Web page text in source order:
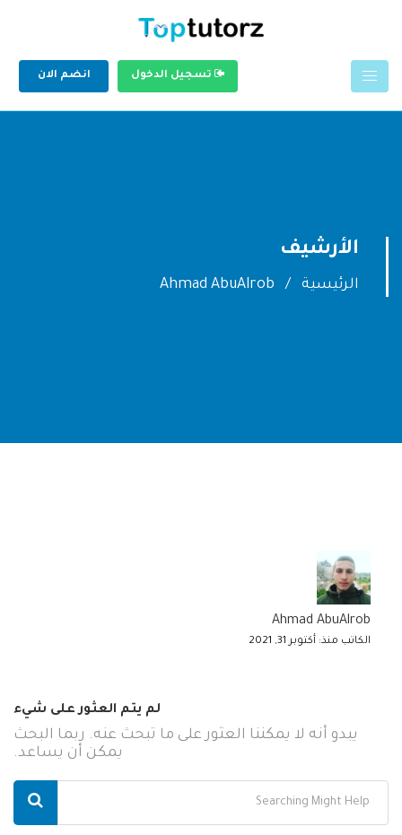
تسجيل الدخول انضم الان
الأرشيف
الرئيسية Ahmad AbuAlrob
Ahmad AbuAlrob
الكاتب منذ: أكتوبر 31, 2021
لم يتم العثور على شيء
يبدو أنه لا يمكننا العثور على ما تبحث عنه. ربما البحث
يمكن أن يساعد.